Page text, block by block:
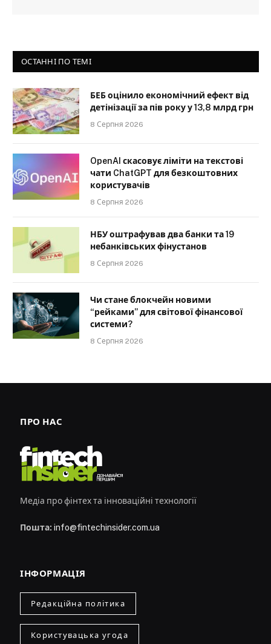
ОСТАННІ ПО ТЕМІ
БЕБ оцінило економічний ефект від
детінізації за пів року у 13,8 млрд грн
8 Серпня 2026
OpenAI скасовує ліміти на текстові
чати ChatGPT для безкоштовних
користувачів
8 Серпня 2026
НБУ оштрафував два банки та 19
небанківських фінустанов
8 Серпня 2026
Чи стане блокчейн новими
“рейками” для світової фінансової
системи?
8 Серпня 2026
ПРО НАС
Медіа про фінтех та інноваційні технології
Пошта: info@fintechinsider.com.ua
ІНФОРМАЦІЯ
Редакційна політика
Користувацька угода